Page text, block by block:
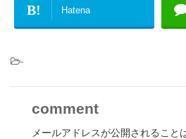
B! Hatena
-
comment
メールアドレスが公開されること